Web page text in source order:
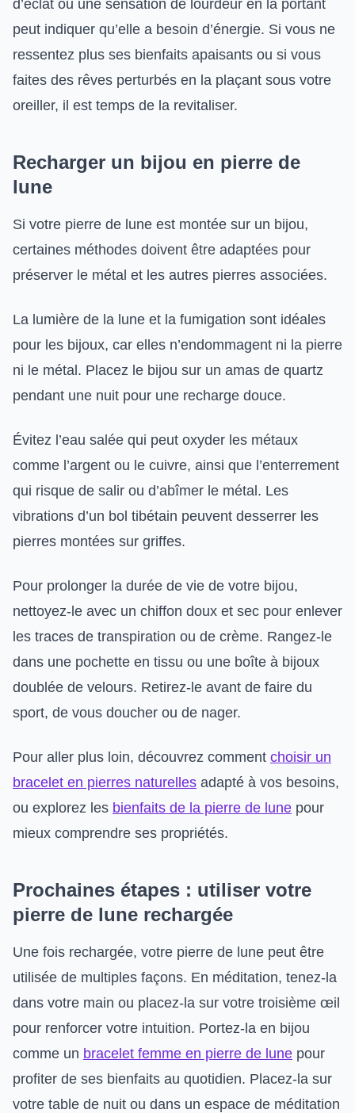
d’éclat ou une sensation de lourdeur en la portant
peut indiquer qu’elle a besoin d’énergie. Si vous ne
ressentez plus ses bienfaits apaisants ou si vous
faites des rêves perturbés en la plaçant sous votre
oreiller, il est temps de la revitaliser.
Recharger un bijou en pierre de
lune
Si votre pierre de lune est montée sur un bijou,
certaines méthodes doivent être adaptées pour
préserver le métal et les autres pierres associées.
La lumière de la lune et la fumigation sont idéales
pour les bijoux, car elles n’endommagent ni la pierre
ni le métal. Placez le bijou sur un amas de quartz
pendant une nuit pour une recharge douce.
Évitez l’eau salée qui peut oxyder les métaux
comme l’argent ou le cuivre, ainsi que l’enterrement
qui risque de salir ou d’abîmer le métal. Les
vibrations d’un bol tibétain peuvent desserrer les
pierres montées sur griffes.
Pour prolonger la durée de vie de votre bijou,
nettoyez-le avec un chiffon doux et sec pour enlever
les traces de transpiration ou de crème. Rangez-le
dans une pochette en tissu ou une boîte à bijoux
doublée de velours. Retirez-le avant de faire du
sport, de vous doucher ou de nager.
Pour aller plus loin, découvrez comment choisir un
bracelet en pierres naturelles adapté à vos besoins,
ou explorez les bienfaits de la pierre de lune pour
mieux comprendre ses propriétés.
Prochaines étapes : utiliser votre
pierre de lune rechargée
Une fois rechargée, votre pierre de lune peut être
utilisée de multiples façons. En méditation, tenez-la
dans votre main ou placez-la sur votre troisième œil
pour renforcer votre intuition. Portez-la en bijou
comme un bracelet femme en pierre de lune pour
profiter de ses bienfaits au quotidien. Placez-la sur
votre table de nuit ou dans un espace de méditation